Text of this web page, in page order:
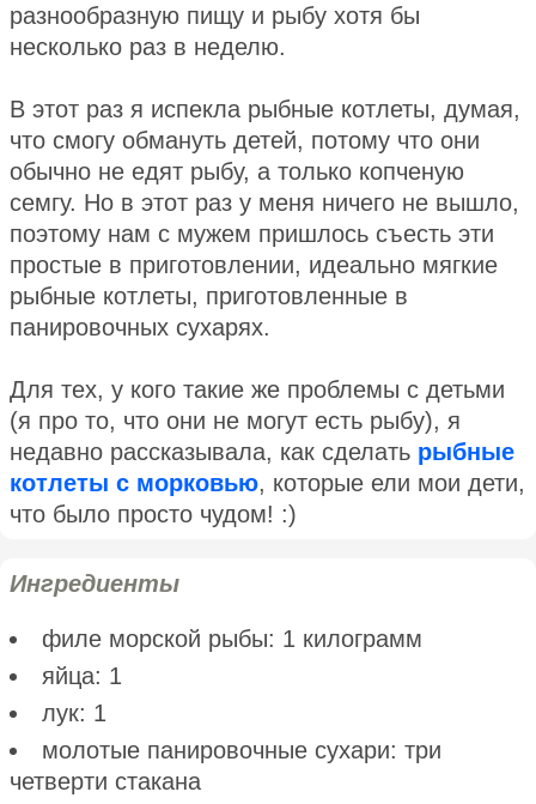
разнообразную пищу и рыбу хотя бы
несколько раз в неделю.
В этот раз я испекла рыбные котлеты, думая,
что смогу обмануть детей, потому что они
обычно не едят рыбу, а только копченую
семгу. Но в этот раз у меня ничего не вышло,
поэтому нам с мужем пришлось съесть эти
простые в приготовлении, идеально мягкие
рыбные котлеты, приготовленные в
панировочных сухарях.
Для тех, у кого такие же проблемы с детьми
(я про то, что они не могут есть рыбу), я
недавно рассказывала, как сделать рыбные
котлеты с морковью, которые ели мои дети,
что было просто чудом! :)
Ингредиенты
филе морской рыбы: 1 килограмм
яйца: 1
лук: 1
молотые панировочные сухари: три
четверти стакана